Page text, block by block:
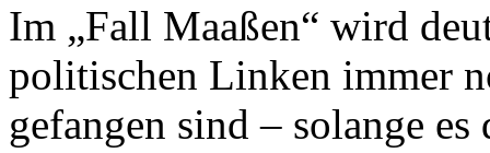
Im „Fall Maaßen“ wird
politischen Linken immer
gefangen sind – solange